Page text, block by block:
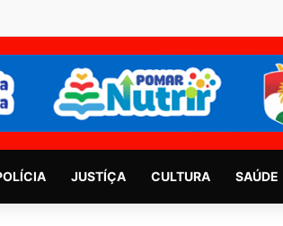
JUSTÍÇA CULTURA SAÚDE